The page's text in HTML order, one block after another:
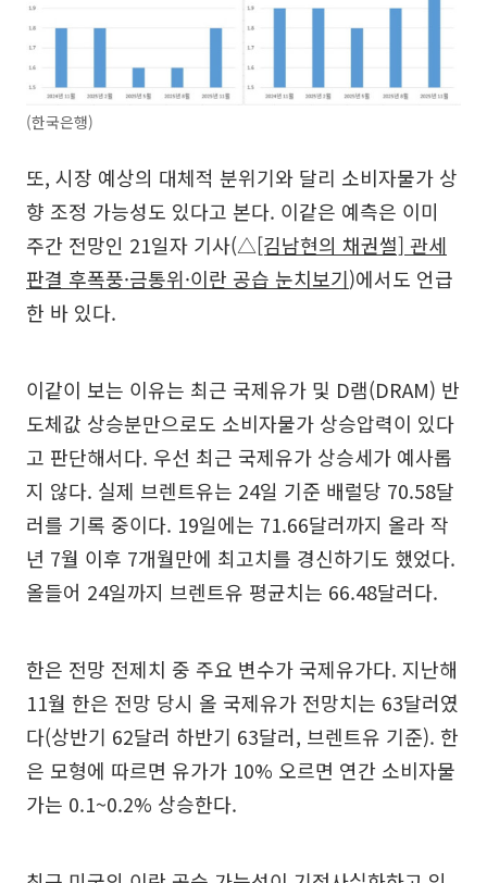
(한국은행)
또, 시장 예상의 대체적 분위기와 달리 소비자물가 상
향 조정 가능성도 있다고 본다. 이같은 예측은 이미
주간 전망인 21일자 기사(△[김남현의 채권썰] 관세
판결 후폭풍·금통위·이란 공습 눈치보기)에서도 언급
한 바 있다.
이같이 보는 이유는 최근 국제유가 및 D램(DRAM) 반
도체값 상승분만으로도 소비자물가 상승압력이 있다
고 판단해서다. 우선 최근 국제유가 상승세가 예사롭
지 않다. 실제 브렌트유는 24일 기준 배럴당 70.58달
러를 기록 중이다. 19일에는 71.66달러까지 올라 작
년 7월 이후 7개월만에 최고치를 경신하기도 했었다.
올들어 24일까지 브렌트유 평균치는 66.48달러다.
한은 전망 전제치 중 주요 변수가 국제유가다. 지난해
11월 한은 전망 당시 올 국제유가 전망치는 63달러였
다(상반기 62달러 하반기 63달러, 브렌트유 기준). 한
은 모형에 따르면 유가가 10% 오르면 연간 소비자물
가는 0.1~0.2% 상승한다.